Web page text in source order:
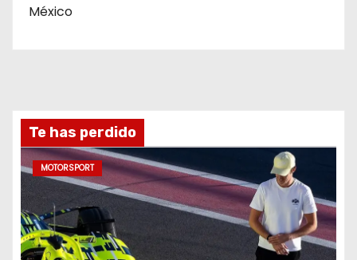
México
Te has perdido
MOTORSPORT